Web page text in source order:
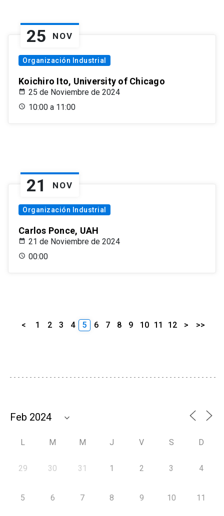
25 NOV
Organización Industrial
Koichiro Ito, University of Chicago
25 de Noviembre de 2024
10:00 a 11:00
21 NOV
Organización Industrial
Carlos Ponce, UAH
21 de Noviembre de 2024
00:00
< 1 2 3 4 5 6 7 8 9 10 11 12 > >>
L M M J V S D
29 30 31 1 2 3 4
5 6 7 8 9 10 11